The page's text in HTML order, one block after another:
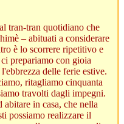
tran-tran quotidiano che
– abituati a considerare
è lo scorrere ripetitivo e
prepariamo con gioia
delle ferie estive.
ritagliamo cinquanta
travolti dagli impegni.
in casa, che nella
possiamo realizzare il